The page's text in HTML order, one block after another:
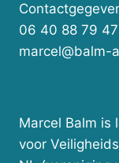
06 40 88 79 47
marcel@balm-
Marcel Balm is
voor